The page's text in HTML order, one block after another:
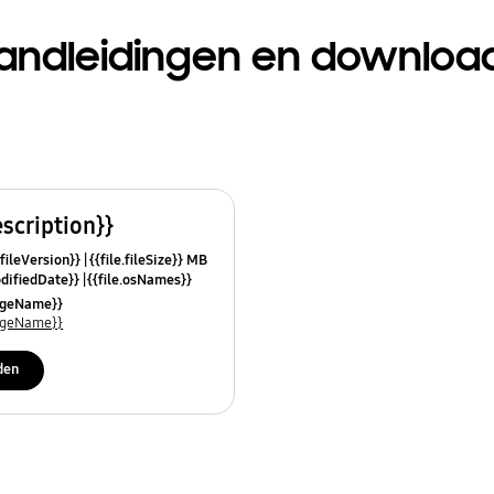
en
{{file.fileSize}} MB
{{file.osNames}}